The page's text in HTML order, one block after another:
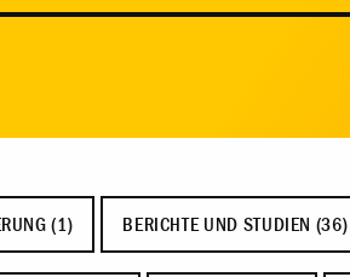
(1) BERICHTE UND STUDIEN (36)